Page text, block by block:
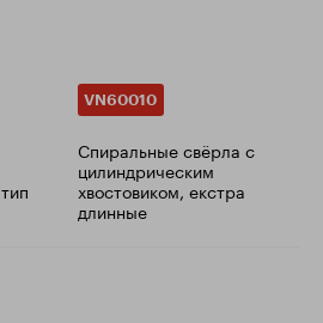
VN60010
Cпиральные свёрла с
цилиндрическим
хвостовиком, екстра
длинные